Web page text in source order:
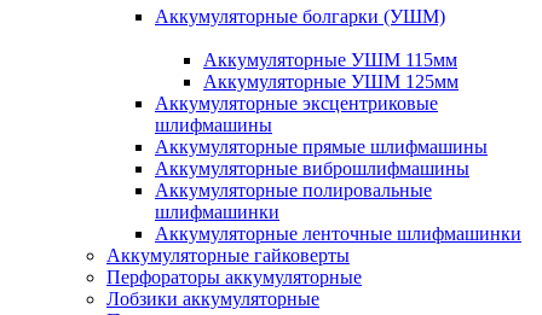
Аккумуляторные болгарки (УШМ)
Аккумуляторные УШМ 115мм
Аккумуляторные УШМ 125мм
Аккумуляторные эксцентриковые
шлифмашины
Аккумуляторные прямые шлифмашины
Аккумуляторные виброшлифмашины
Аккумуляторные полировальные
шлифмашинки
Аккумуляторные ленточные шлифмашинки
Аккумуляторные гайковерты
Перфораторы аккумуляторные
Лобзики аккумуляторные